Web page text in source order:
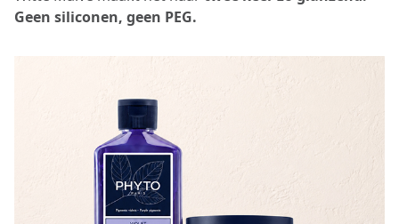
Geen siliconen, geen PEG.